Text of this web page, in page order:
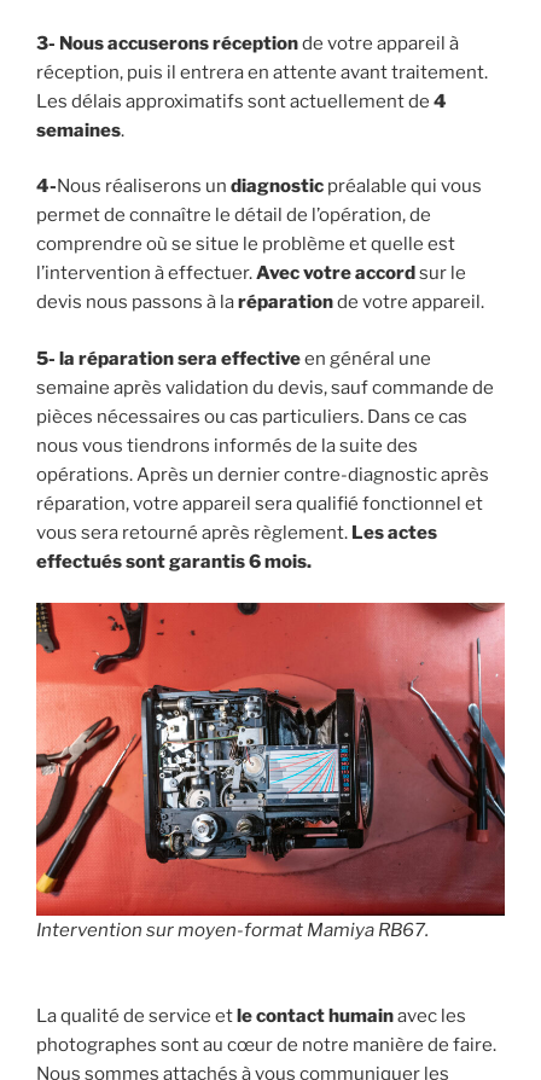
3- Nous accuserons réceptionde votre appareil à
réception, puis il entrera en attente avant traitement.
Les délais approximatifs sont actuellement de 4
semaines.
4-Nous réaliserons un diagnostic préalable qui vous
permet de connaître le détail de l’opération, de
comprendre où se situe le problème et quelle est
l’intervention à effectuer.Avec votre accordsur le
devis nous passons à laréparationde votre appareil.
5- la réparation sera effectiveen général une
semaine après validation du devis, sauf commande de
pièces nécessaires ou cas particuliers. Dans ce cas
nous vous tiendrons informés de la suite des
opérations. Après un dernier contre-diagnostic après
réparation, votre appareil sera qualifié fonctionnel et
vous sera retourné après règlement. Les actes
effectués sont garantis 6 mois.
Intervention sur moyen-format Mamiya RB67.
La qualité de service etle contact humainavec les
photographes sont au cœur de notre manière de faire.
Nous sommes attachés à vous communiquer les